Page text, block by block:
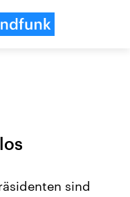
sind